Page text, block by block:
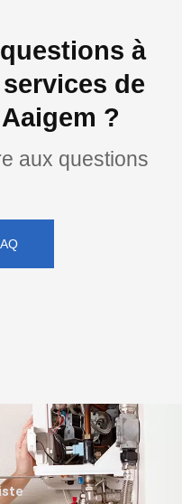
à
de
?
aux questions